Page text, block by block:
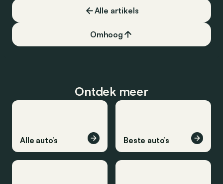
Alle artikels
Omhoog
Ontdek meer
Alle auto’s Beste auto’s